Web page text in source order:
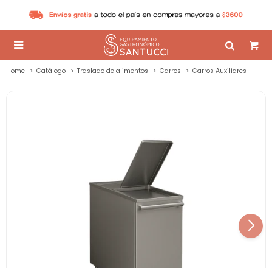

Home Catálogo Traslado de alimentos Carros Carros Auxiliares